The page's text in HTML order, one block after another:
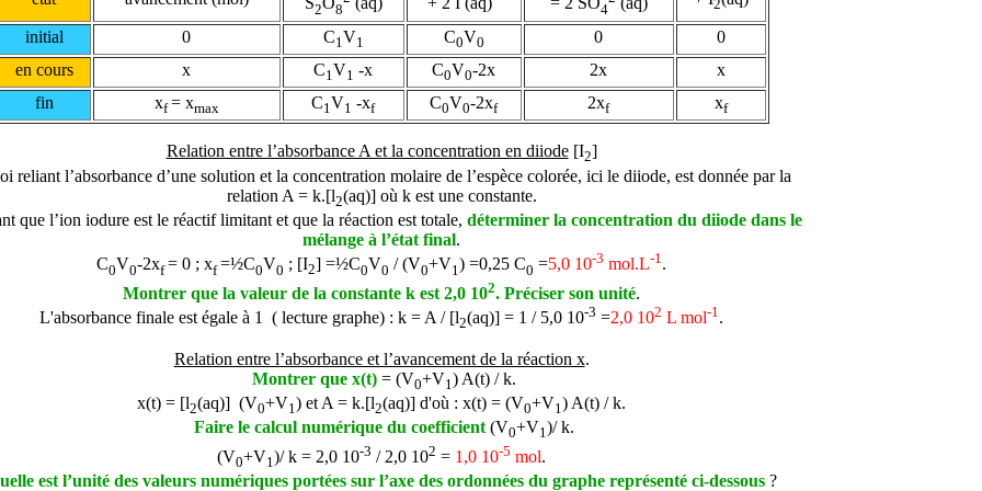
2 8 4 2
initial 0 C1V1 C0V0 0
0
en cours
x C1V1 -x C0V0-2x 2x
x
fin
xf= xmax C1V1 -xf C0V0-2xf 2xf xf
Relation entre l’absorbance A et la concentration en diiode[I2]
reliant l’absorbance d’une solution et la concentration molaire de l’espèce colorée, ici le diiode, est donnée par la
relation A = k.[l2(aq)] où k est une constante.
que l’ion iodure est le réactif limitant et que la réaction est totale, déterminer la concentration du diiode dans le
mélange à l’état final.
C0V0-2xf= 0 ; xf=½C0V0 ; [I2] =½C0V0 / (V0+V1 ) =0,25 C0 =5,0 10-3 mol.L-1 .
Montrer que la valeur de la constante k est 2,0 102. Préciser son unité.
L'absorbance finale est égale à 1 ( lecture graphe) : k = A / [l2(aq)] = 1 / 5,0 10-3 =2,0 102 L mol-1 .
Relation entre l’absorbance et l’avancement de la réaction x.
Montrer que x(t)= (V0+V1) A(t) / k.
x(t) = [l2(aq)] (V0+V1) et A = k.[l2(aq)] d'où : x(t) = (V0+V1) A(t) / k.
Faire le calcul numérique du coefficient (V0+V1)/ k.
(V0+V1)/ k = 2,0 10-3 / 2,0 102 = 1,0 10-5 mol.
est l’unité des valeurs numériques portées sur l’axe des ordonnées du graphe représenté ci-dessous?